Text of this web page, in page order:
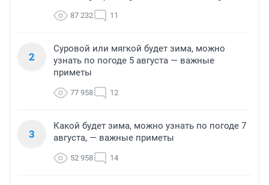
87 232 11
2
Суровой или мягкой будет зима, можно
узнать по погоде 5 августа — важные
приметы
77 958 12
3
Какой будет зима, можно узнать по погоде 7
августа, — важные приметы
52 958 14